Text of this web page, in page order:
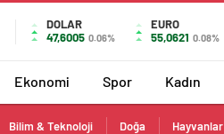
DOLAR
47,6005 0.06%
EURO
55,0621 0.08%
Ekonomi Spor Kadın
Bilim & Teknoloji Doğa Hayvanlar